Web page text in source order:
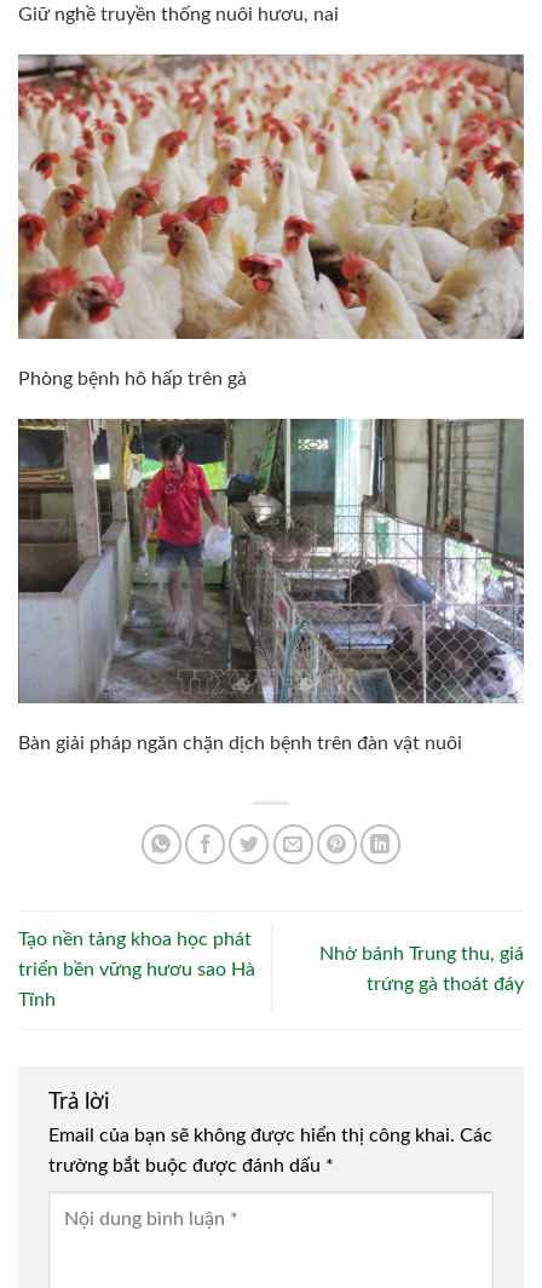
Giữ nghề truyền thống nuôi hươu, nai
Phòng bệnh hô hấp trên gà
Bàn giải pháp ngăn chặn dịch bệnh trên đàn vật nuôi
Tạo nền tảng khoa học phát
triển bền vững hươu sao Hà
Tĩnh
Nhờ bánh Trung thu, giá
trứng gà thoát đáy
Trả lời
Email của bạn sẽ không được hiển thị công khai. Các
trường bắt buộc được đánh dấu *